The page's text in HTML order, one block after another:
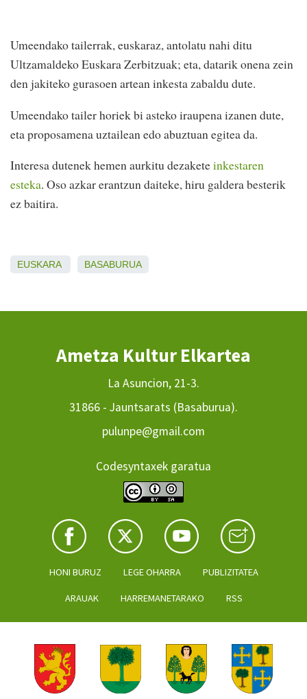
Umeendako tailerrak, euskaraz, antolatu nahi ditu
Ultzamaldeko Euskara Zerbitzuak; eta, datarik onena zein
den jakiteko gurasoen artean inkesta zabaldu dute.
Umeendako tailer horiek bi asteko iraupena izanen dute,
eta proposamena uztailean edo abuztuan egitea da.
Interesa dutenek hemen aurkitu dezaketeinkestaren
esteka. Oso azkar erantzun daiteke, hiru galdera besterik
ez baitira.
EUSKARA BASABURUA
Ametza Kultur Elkartea
La Asuncion, 21-3.
31866 - Jauntsarats (Basaburua).
pulunpe@gmail.com
Codesyntaxek garatua
HONI BURUZ LEGE OHARRA PUBLIZITATEA
ARAUAK HARREMANETARAKO RSS